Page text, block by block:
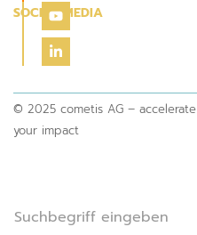
SOCIAL MEDIA
© 2025 cometis AG – accelerate
your impact